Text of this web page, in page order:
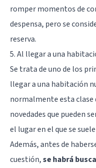
romper momentos de
despensa, pero se
reserva.
5. Al llegar a una
Se trata de uno de los
llegar a una habitación
normalmente esta
novedades que pueden
el lugar en el que se
Además, antes de
cuestión,se habrá